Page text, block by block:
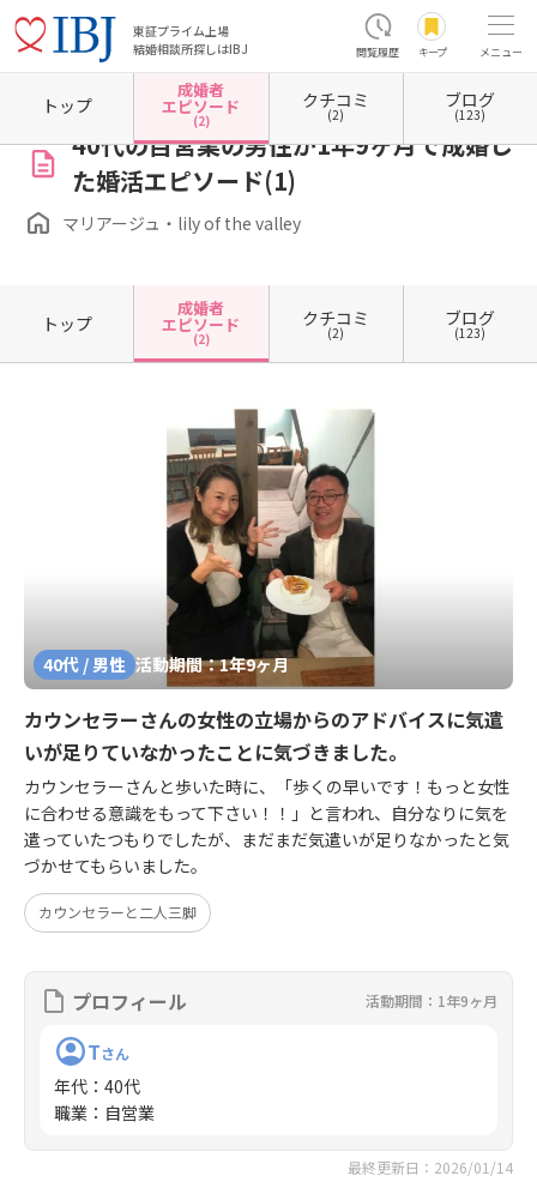
東証プライム上場
結婚相談所探しはIBJ
閲覧履歴 キープ メニュー
ホーム 宮城県の結婚相談所 宮城県仙台市 マリアージュ・lily of the valley 成婚者エピ
40代の自営業の男性が1年9ヶ月で成婚し
た婚活エピソード(1)
マリアージュ・lily of the valley
トップ
成婚者
エピソード
(2)
クチコミ
(2)
ブログ
(123)
トップ
成婚者
エピソード
(2)
クチコミ
(2)
ブログ
(123)
40代 / 男性 活動期間：1年9ヶ月
カウンセラーさんの女性の立場からのアドバイスに気遣
いが足りていなかったことに気づきました。
カウンセラーさんと歩いた時に、「歩くの早いです！もっと女性
に合わせる意識をもって下さい！！」と言われ、自分なりに気を
遣っていたつもりでしたが、まだまだ気遣いが足りなかったと気
づかせてもらいました。
カウンセラーと二人三脚
プロフィール 活動期間：1年9ヶ月
Tさん
年代 ： 40代
職業 ： 自営業
最終更新日：2026/01/14